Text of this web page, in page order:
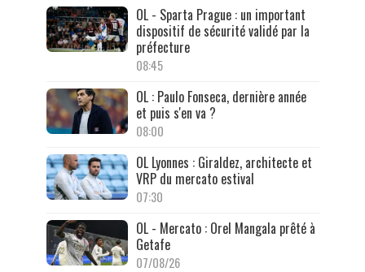
OL - Sparta Prague : un important
dispositif de sécurité validé par la
préfecture
08:45
OL : Paulo Fonseca, dernière année
et puis s'en va ?
08:00
OL Lyonnes : Giraldez, architecte et
VRP du mercato estival
07:30
OL - Mercato : Orel Mangala prêté à
Getafe
07/08/26